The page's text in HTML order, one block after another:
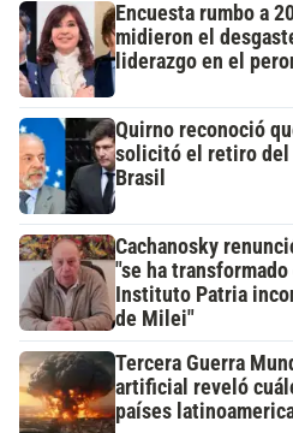
Encuesta rumbo a
midieron el
liderazgo en el
Quirno reconoció
solicitó el retiro del
Brasil
Cachanosky
"se ha
Instituto Patria
de Milei"
Tercera Guerra
artificial reveló
países